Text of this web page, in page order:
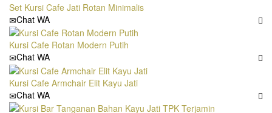
Set Kursi Cafe Jati Rotan Minimalis
Chat WA
Kursi Cafe Rotan Modern Putih
Chat WA
Kursi Cafe Armchair Elit Kayu Jati
Chat WA